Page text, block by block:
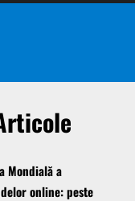
Mondială a
online: peste